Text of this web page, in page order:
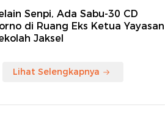
Senpi, Ada Sabu-30 CD
di Ruang Eks Ketua Yayasan
Jaksel
Lihat Selengkapnya